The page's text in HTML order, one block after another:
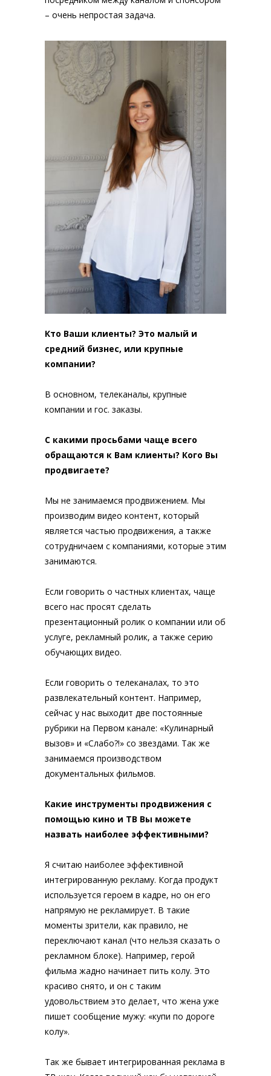
– очень непростая задача.
Кто Ваши клиенты? Это малый и
средний бизнес, или крупные
компании?
В основном, телеканалы, крупные
компании и гос. заказы.
С какими просьбами чаще всего
обращаются к Вам клиенты? Кого Вы
продвигаете?
Мы не занимаемся продвижением. Мы
производим видео контент, который
является частью продвижения, а также
сотрудничаем с компаниями, которые этим
занимаются.
Если говорить о частных клиентах, чаще
всего нас просят сделать
презентационный ролик о компании или об
услуге, рекламный ролик, а также серию
обучающих видео.
Если говорить о телеканалах, то это
развлекательный контент. Например,
сейчас у нас выходит две постоянные
рубрики на Первом канале: «Кулинарный
вызов» и «Слабо?!» со звездами. Так же
занимаемся производством
документальных фильмов.
Какие инструменты продвижения с
помощью кино и ТВ Вы можете
назвать наиболее эффективными?
Я считаю наиболее эффективной
интегрированную рекламу. Когда продукт
используется героем в кадре, но он его
напрямую не рекламирует. В такие
моменты зрители, как правило, не
переключают канал (что нельзя сказать о
рекламном блоке). Например, герой
фильма жадно начинает пить колу. Это
красиво снято, и он с таким
удовольствием это делает, что жена уже
пишет сообщение мужу: «купи по дороге
колу».
Так же бывает интегрированная реклама в